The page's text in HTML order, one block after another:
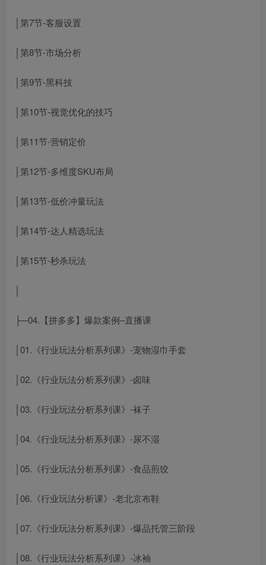
│第7节-客服设置
│第8节-市场分析
│第9节-黑科技
│第10节-视觉优化的技巧
│第11节-营销定价
│第12节-多维度SKU布局
│第13节-低价冲量玩法
│第14节-达人精选玩法
│第15节-秒杀玩法
├─04.【拼多多】爆款案例–直播课
│01.《行业玩法分析系列课》-宠物湿巾手套
│02.《行业玩法分析系列课》-卤味
│03.《行业玩法分析系列课》-袜子
│04.《行业玩法分析系列课》-尿不湿
│05.《行业玩法分析系列课》-食品煎饺
│06.《行业玩法分析课》-老北京布鞋
│07.《行业玩法分析系列课》-爆品托管三阶段
│08.《行业玩法分析系列课》-冰袖